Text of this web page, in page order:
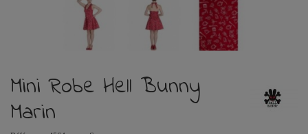
Mini Robe Hell Bunny
Marin